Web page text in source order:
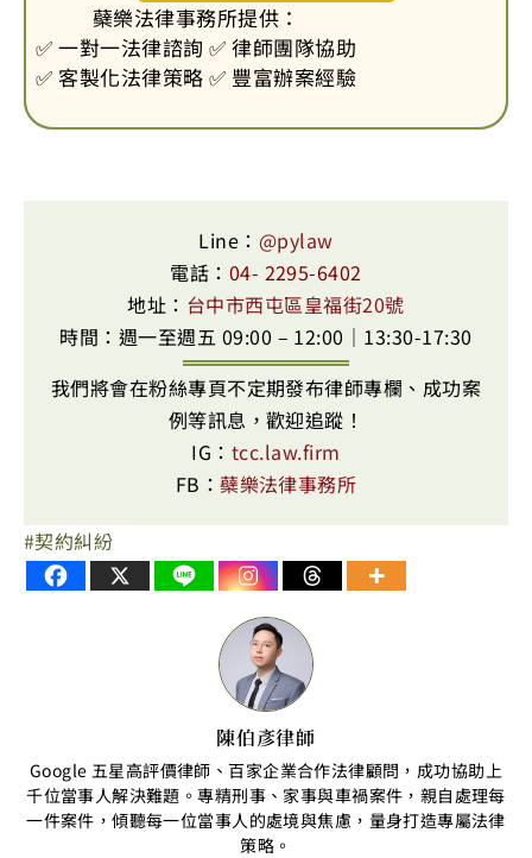
蘗樂法律事務所提供：
✅ 一對一法律諮詢 ✅ 律師團隊協助
✅ 客製化法律策略 ✅ 豐富辦案經驗
Line： @pylaw
電話： 04- 2295-6402
地址： 台中市西屯區皇福街20號
時間：週一至週五 09:00 – 12:00｜13:30-17:30
我們將會在粉絲專頁不定期發布律師專欄、成功案
例等訊息，歡迎追蹤！
IG： tcc.law.firm
FB：蘗樂法律事務所
契約糾紛
陳伯彥律師
Google 五星高評價律師、百家企業合作法律顧問，成功協助上
千位當事人解決難題。專精刑事、家事與車禍案件，親自處理每
一件案件，傾聽每一位當事人的處境與焦慮，量身打造專屬法律
策略。